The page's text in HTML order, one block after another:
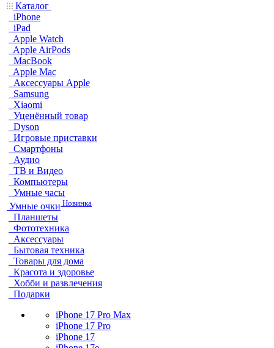
Каталог
iPhone
iPad
Apple Watch
Apple AirPods
MacBook
Apple Mac
Аксессуары Apple
Samsung
Xiaomi
Уценённый товар
Dyson
Игровые приставки
Смартфоны
Аудио
ТВ и Видео
Компьютеры
Умные часы
Умные очки Новинка
Планшеты
Фототехника
Аксессуары
Бытовая техника
Товары для дома
Красота и здоровье
Хобби и развлечения
Подарки
iPhone 17 Pro Max
iPhone 17 Pro
iPhone 17